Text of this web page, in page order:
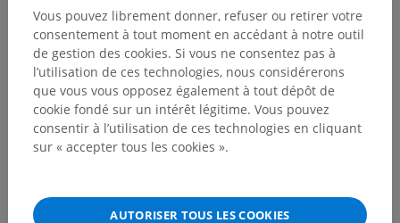
Hiérarchie anatomique
Vous pouvez librement donner, refuser ou retirer votre
consentement à tout moment en accédant à notre outil
de gestion des cookies. Si vous ne consentez pas à
l’utilisation de ces technologies, nous considérerons
que vous vous opposez également à tout dépôt de
cookie fondé sur un intérêt légitime. Vous pouvez
consentir à l’utilisation de ces technologies en cliquant
sur « accepter tous les cookies ».
AUTORISER TOUS LES COOKIES